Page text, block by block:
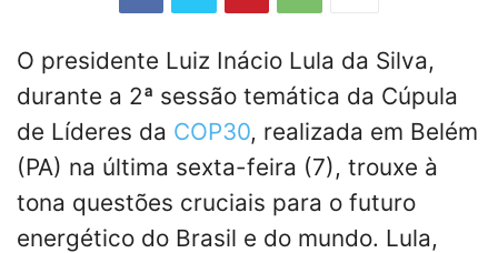
O presidente Luiz Inácio Lula da Silva,
durante a 2ª sessão temática da Cúpula
de Líderes da COP30, realizada em Belém
(PA) na última sexta-feira (7), trouxe à
tona questões cruciais para o futuro
energético do Brasil e do mundo. Lula,